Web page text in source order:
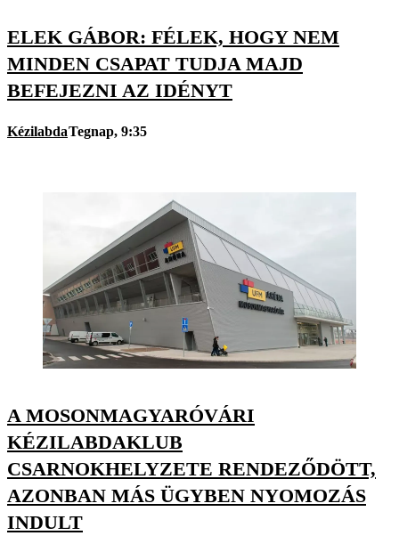
ELEK GÁBOR: FÉLEK, HOGY NEM
MINDEN CSAPAT TUDJA MAJD
BEFEJEZNI AZ IDÉNYT
KézilabdaTegnap, 9:35
A MOSONMAGYARÓVÁRI
KÉZILABDAKLUB
CSARNOKHELYZETE RENDEZŐDÖTT,
AZONBAN MÁS ÜGYBEN NYOMOZÁS
INDULT